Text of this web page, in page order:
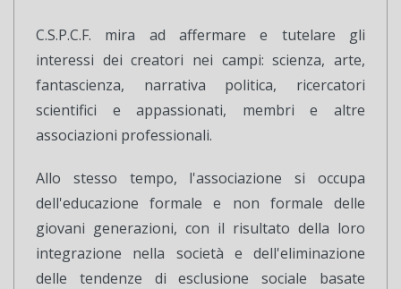
C.S.P.C.F. mira ad affermare e tutelare gli
interessi dei creatori nei campi: scienza, arte,
fantascienza, narrativa politica, ricercatori
scientifici e appassionati, membri e altre
associazioni professionali.
Allo stesso tempo, l'associazione si occupa
dell'educazione formale e non formale delle
giovani generazioni, con il risultato della loro
integrazione nella società e dell'eliminazione
delle tendenze di esclusione sociale basate